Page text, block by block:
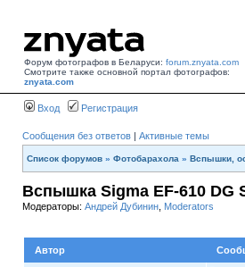
Форум фотографов в Беларуси: forum.znyata.com
Смотрите также основной портал фотографов:
znyata.com
Вход Регистрация
Сообщения без ответов | Активные темы
Список форумов » Фотобарахола » Вспышки,
Вспышка Sigma EF-610 DG
Модераторы: Андрей Дубинин Moderators
Автор